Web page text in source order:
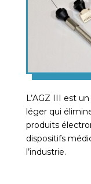
L’AGZ III est
léger qui
produits
dispositifs
l’industrie.